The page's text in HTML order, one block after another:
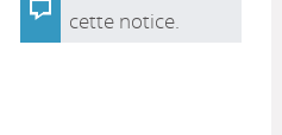
cette notice.